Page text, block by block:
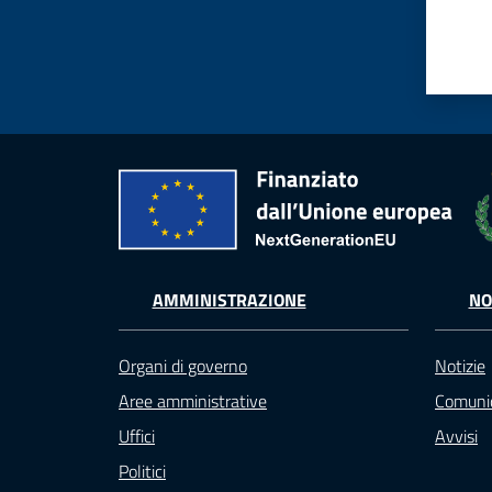
AMMINISTRAZIONE
Organi di governo
Aree amministrative
Uffici
Politici
Notizie
Avvisi